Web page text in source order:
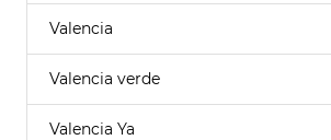
Valencia
Valencia verde
Valencia Ya